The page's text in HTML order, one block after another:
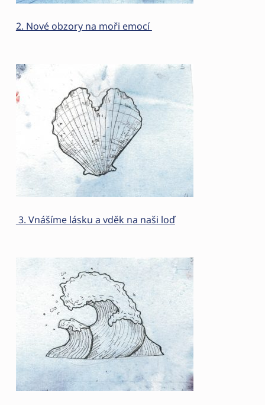
2. Nové obzory na moři emocí
3. Vnášíme lásku a vděk na naši loď